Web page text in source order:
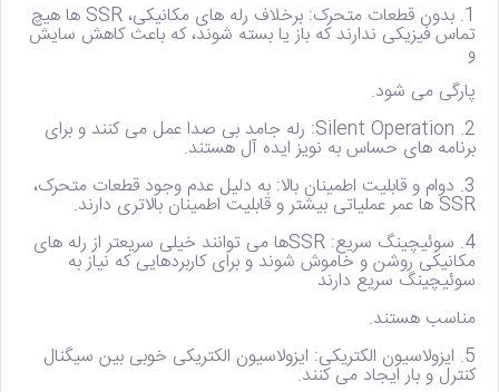
1. بدون قطعات متحرک: برخلاف رله های مکانیکی، SSR ها هیچ
تماس فیزیکی ندارند که باز یا بسته شوند، که باعث کاهش سایش
و
پارگی می شود.
2. Silent Operation:
رله جامد بی صدا عمل می کنند و برای
برنامه های حساس به نویز ایده آل هستند.
3. دوام و قابلیت اطمینان بالا
: به دلیل عدم وجود قطعات متحرک،
SSR ها عمر عملیاتی بیشتر و قابلیت اطمینان بالاتری دارند.
4. سوئیچینگ سریع:
SSRها می توانند خیلی سریعتر از رله های
مکانیکی روشن و خاموش شوند و برای کاربردهایی که نیاز به
سوئیچینگ سریع دارند
مناسب هستند.
5. ایزولاسیون الکتریکی:
ایزولاسیون الکتریکی خوبی بین سیگنال
کنترل و بار ایجاد می کنند.